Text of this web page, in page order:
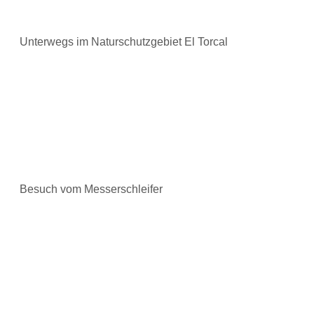
Unterwegs im Naturschutzgebiet El Torcal
Besuch vom Messerschleifer